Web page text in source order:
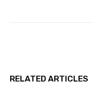
RELATED ARTICLES